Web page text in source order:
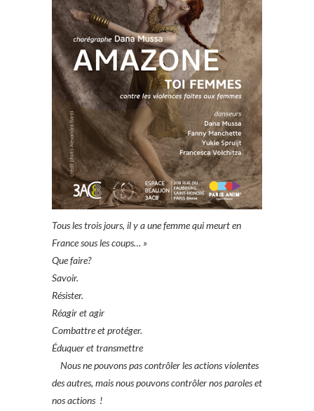
Tous les trois jours, il y a une femme qui meurt en
France sous les coups… »
Que faire?
Savoir.
Résister.
Réagir et agir
Combattre et protéger.
Éduquer et transmettre
Nous ne pouvons pas contrôler les actions violentes
des autres, mais nous pouvons contrôler nos paroles et
nos actions !